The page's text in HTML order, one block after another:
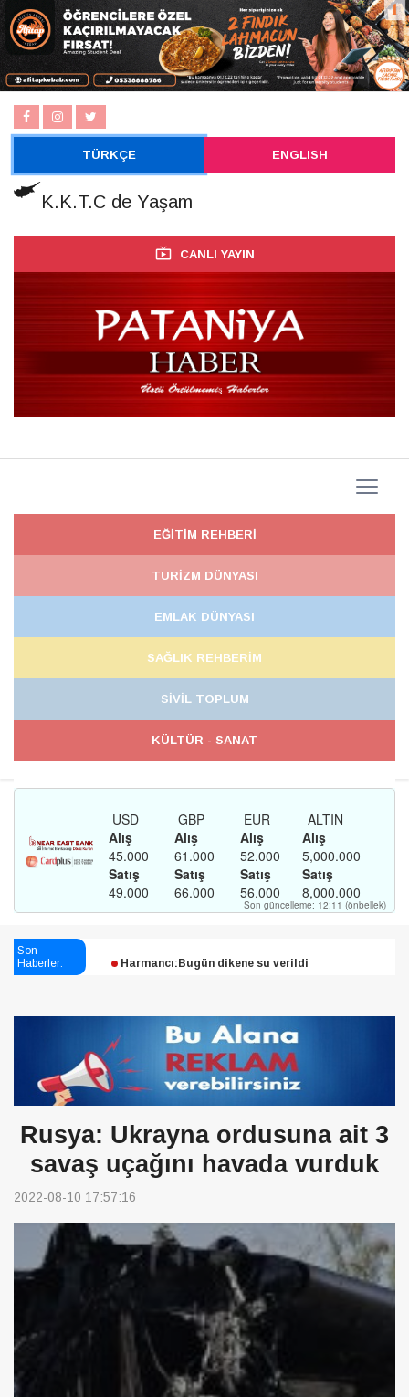
TÜRKÇE ENGLISH
K.K.T.C de Yaşam
CANLI YAYIN
EĞİTİM REHBERİ
TURİZM DÜNYASI
EMLAK DÜNYASI
SAĞLIK REHBERİM
SİVİL TOPLUM
KÜLTÜR - SANAT
Son
Haberler:
Esendağlı:Adıyaman’daki süreç sona erdi, hukuk
Harmancı:Bugün dikene su verildi
Derneği:Vicdanlarınız tutsak, kalemleriniz esir
Rusya: Ukrayna ordusuna ait 3
savaş uçağını havada vurduk
2022-08-10 17:57:16